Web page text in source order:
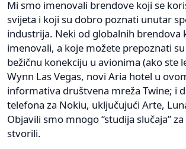
Mi smo imenovali brendove koji se
svijeta i koji su dobro poznati unutar
industrija. Neki od globalnih brendova
imenovali, a koje možete prepoznati su
bežičnu konekciju u avionima (ako ste
Wynn Las Vegas, novi Aria hotel u
informativa društvena mreža Twine; i
telefona za Nokiu, uključujući Arte,
Objavili smo mnogo “studija slučaja”
stvorili.